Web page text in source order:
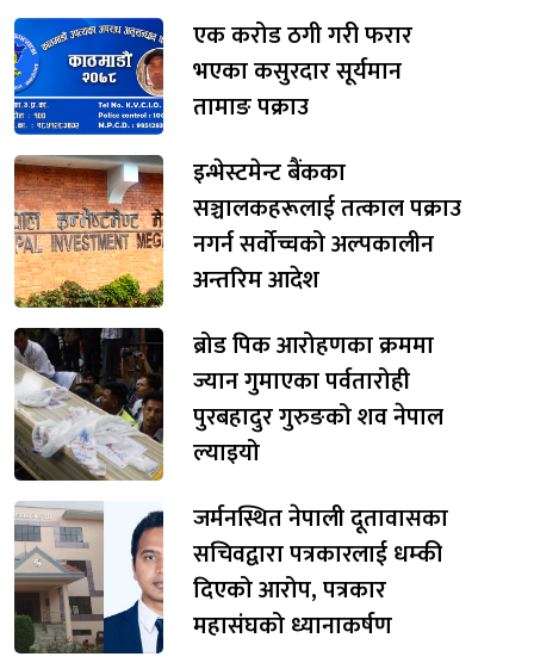
एक करोड ठगी गरी फरार
भएका कसुरदार सूर्यमान
तामाङ पक्राउ
इन्भेस्टमेन्ट बैंकका
सञ्चालकहरूलाई तत्काल पक्राउ
नगर्न सर्वोच्चको अल्पकालीन
अन्तरिम आदेश
ब्रोड पिक आरोहणका क्रममा
ज्यान गुमाएका पर्वतारोही
पुरबहादुर गुरुङको शव नेपाल
ल्याइयो
जर्मनस्थित नेपाली दूतावासका
सचिवद्वारा पत्रकारलाई धम्की
दिएको आरोप, पत्रकार
महासंघको ध्यानाकर्षण